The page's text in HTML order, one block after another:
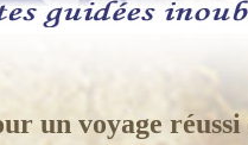
un voyage